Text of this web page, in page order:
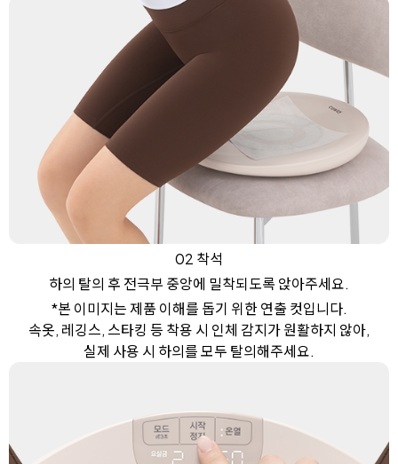
02 착석
하의 탈의 후 전극부 중앙에 밀착되도록 앉아주세요.
*본 이미지는 제품 이해를 돕기 위한 연출 컷입니다.
속옷, 레깅스, 스타킹 등 착용 시 인체 감지가 원활하지 않아,
실제 사용 시 하의를 모두 탈의해주세요.